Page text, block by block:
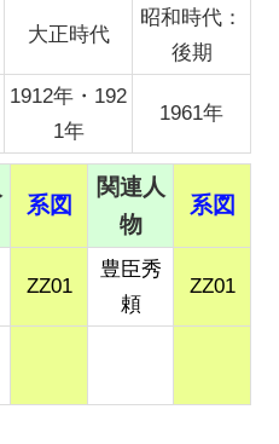
大正時代
昭和時代：
後期
1912年・192
1年
1961年
系図
関連人
物
系図
ZZ01
豊臣秀
頼
ZZ01